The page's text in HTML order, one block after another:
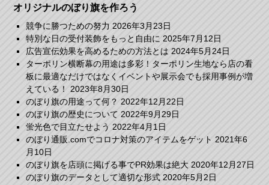
オリジナルのぼり旗を作ろう
競争に勝つための努力 2026年3月23日
特別な日の受付装飾をもっと自由に 2025年7月12日
広告宣伝効果を高めるための方法とは 2024年5月24日
ターポリン横断幕の用途は多彩！ターポリン生地なら店の看
板に最適なだけではなくイベントや展示会でも採用事例が増
えている！
2023年8月30日
のぼり旗の用途って何？ 2022年12月22日
のぼり旗の歴史について 2022年9月29日
蛍光色で目立たせよう 2022年4月1日
のぼり通販.comでコロナ対策のアイテムをゲット 2021年6
月10日
のぼり旗を店頭に掲げる事でPR効果は絶大 2020年12月27日
のぼり旗のデータとして適切な形式 2020年5月2日